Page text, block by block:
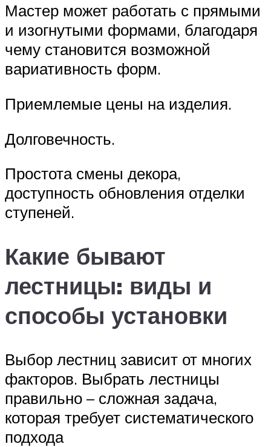
Мастер может работать с прямыми
и изогнутыми формами, благодаря
чему становится возможной
вариативность форм.
Приемлемые цены на изделия.
Долговечность.
Простота смены декора,
доступность обновления отделки
ступеней.
Какие бывают
лестницы: виды и
способы установки
Выбор лестниц зависит от многих
факторов. Выбрать лестницы
правильно – сложная задача,
которая требует систематического
подхода